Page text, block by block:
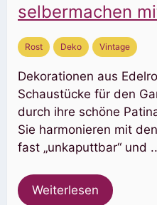
selbermachen
Rost Deko Vintage
Dekorationen aus
Schaustücke für den
durch ihre schöne
Sie harmonieren mit
fast „unkaputtbar“ und
Weiterlesen